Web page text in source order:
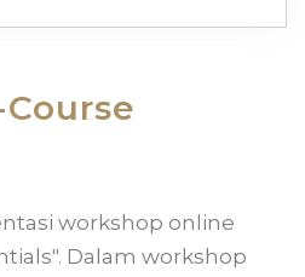
workshop online
Dalam workshop